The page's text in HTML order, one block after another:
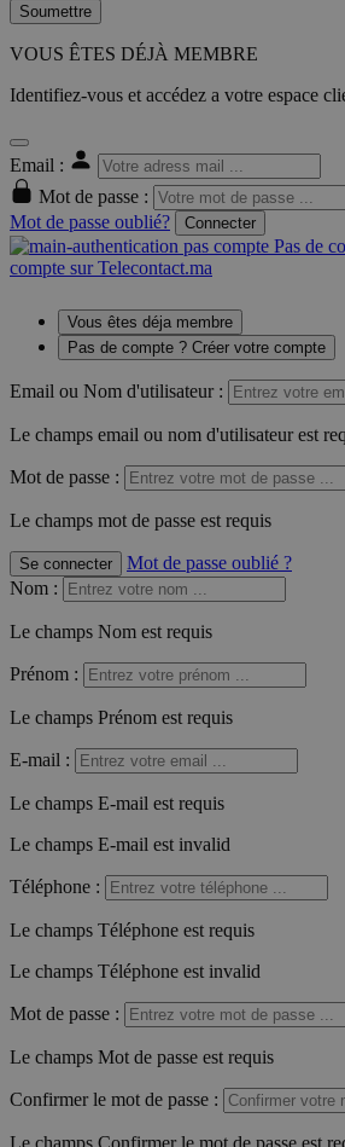
Soumettre
VOUS ÊTES DÉJÀ MEMBRE
Identifiez-vous et accédez a votre espace
Email :
Mot de passe :
Mot de passe oublié?
Connecter
Pas de
compte sur Telecontact.ma
Vous êtes déja membre
Pas de compte ? Créer votre compte
Email ou Nom d'utilisateur :
Le champs email ou nom d'utilisateur est
Mot de passe :
Le champs mot de passe est requis
Se connecter
Mot de passe oublié ?
Nom :
Le champs Nom est requis
Prénom :
Le champs Prénom est requis
E-mail :
Le champs E-mail est requis
Le champs E-mail est invalid
Téléphone :
Le champs Téléphone est requis
Le champs Téléphone est invalid
Mot de passe :
Le champs Mot de passe est requis
Confirmer le mot de passe :